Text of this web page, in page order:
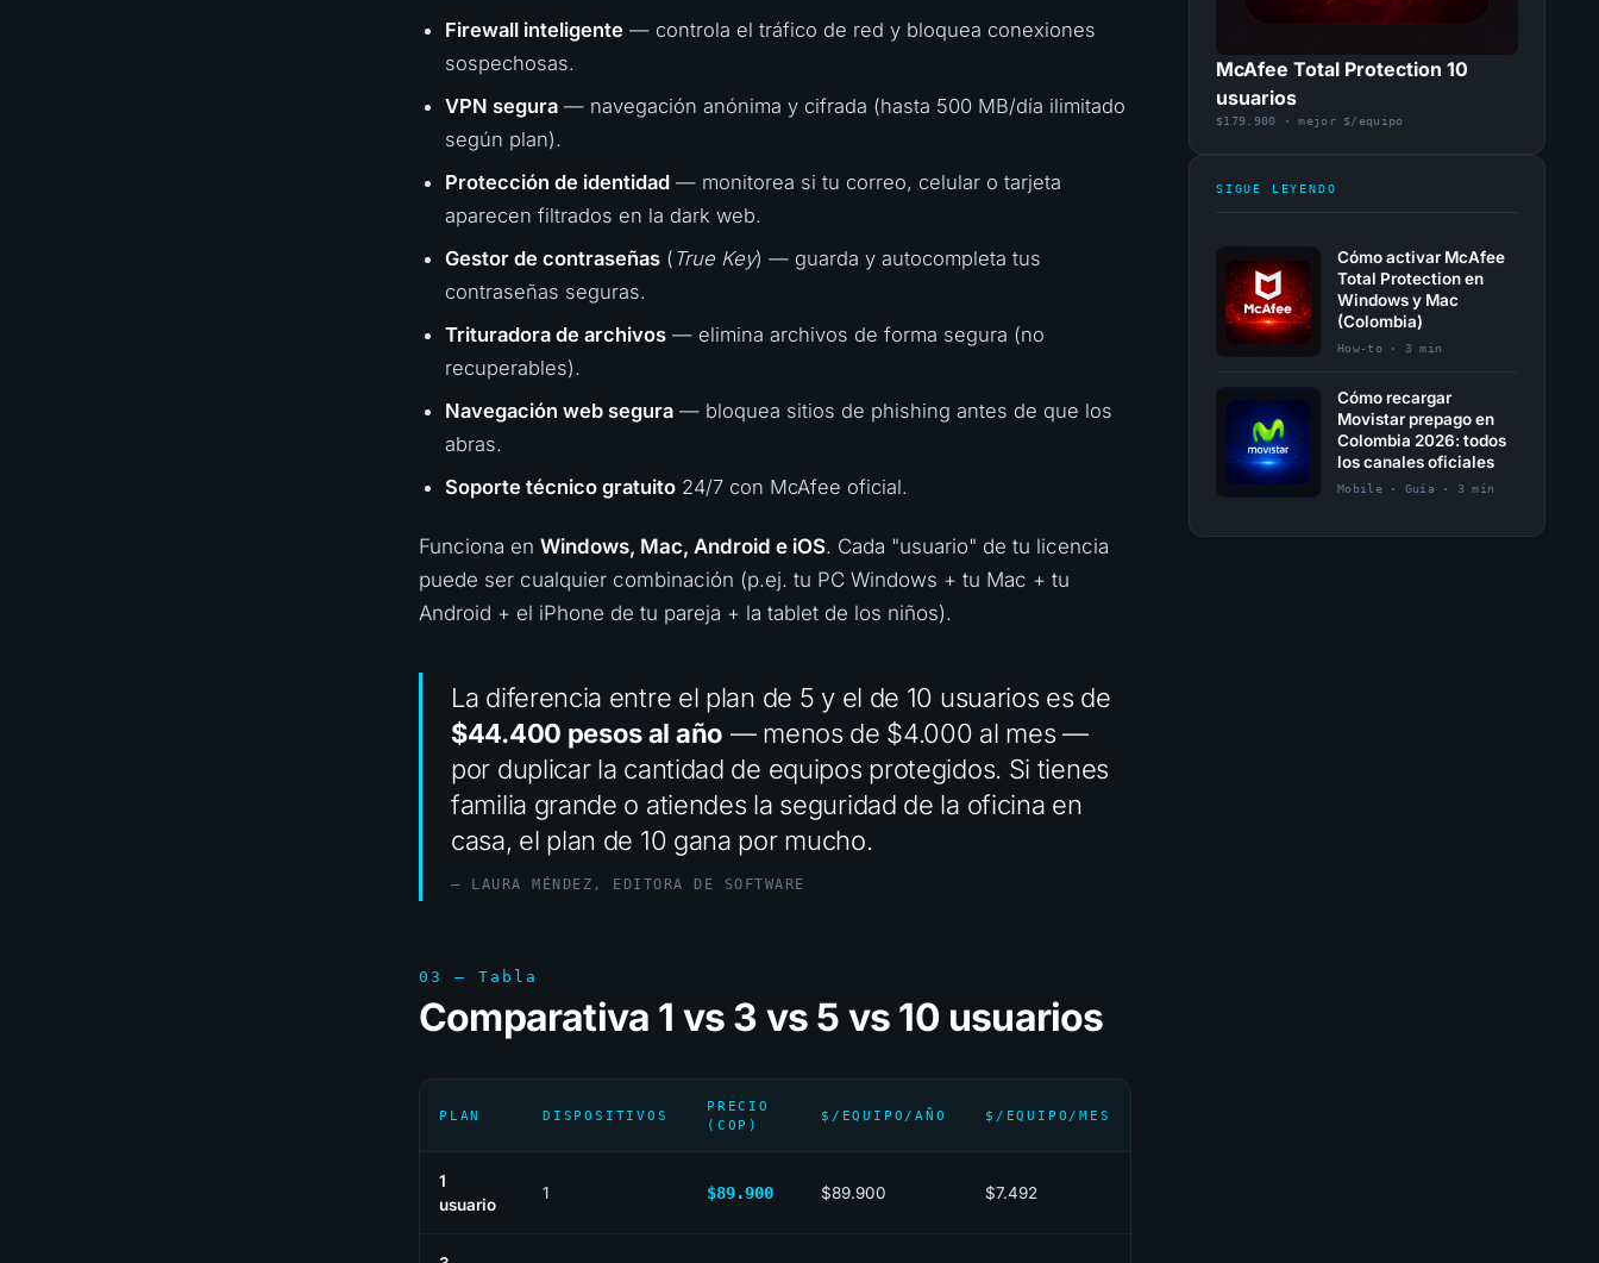
Firewall inteligente — controla el tráfico de red y bloquea conexiones
sospechosas.
VPN segura — navegación anónima y cifrada (hasta 500 MB/día ilimitado
según plan).
Protección de identidad — monitorea si tu correo, celular o tarjeta
aparecen filtrados en la dark web.
Gestor de contraseñas ( True Key) — guarda y autocompleta tus
contraseñas seguras.
Trituradora de archivos — elimina archivos de forma segura (no
recuperables).
Navegación web segura — bloquea sitios de phishing antes de que los
abras.
Soporte técnico gratuito 24/7 con McAfee oficial.
Funciona en Windows, Mac, Android e iOS. Cada "usuario" de tu licencia
puede ser cualquier combinación (p.ej. tu PC Windows + tu Mac + tu
Android + el iPhone de tu pareja + la tablet de los niños).
La diferencia entre el plan de 5 y el de 10 usuarios es de
$44.400 pesos al año — menos de $4.000 al mes —
por duplicar la cantidad de equipos protegidos. Si tienes
familia grande o atiendes la seguridad de la oficina en
casa, el plan de 10 gana por mucho.
— LAURA MÉNDEZ, EDITORA DE SOFTWARE
03 — Tabla
Comparativa 1 vs 3 vs 5 vs 10 usuarios
PLAN DISPOSITIVOS
PRECIO
(COP)
$/EQUIPO/AÑO $/EQUIPO/MES
1
usuario
1 $89.900 $89.900 $7.492
McAfee Total Protection 10
usuarios
$179.900 · mejor $/equipo
SIGUE LEYENDO
Cómo activar McAfee
Total Protection en
Windows y Mac
(Colombia)
How-to · 3 min
Cómo recargar
Movistar prepago en
Colombia 2026: todos
los canales oficiales
Mobile · Guía · 3 min